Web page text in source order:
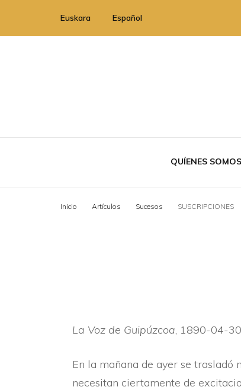
Euskara Español
QUÍENES SOMOS
Inicio Artí­culos Sucesos SUSCRIPCIONES
La Voz de Guipúzcoa, 1890-04-30
En la mañana de ayer se trasladó
necesitan ciertamente de